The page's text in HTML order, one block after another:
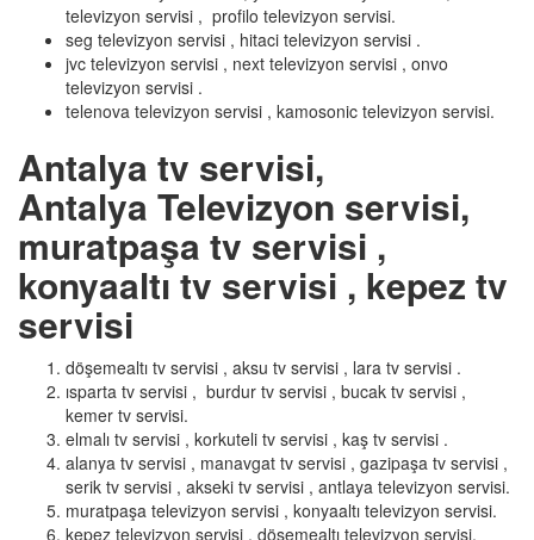
televizyon servisi , profilo televizyon servisi.
seg televizyon servisi , hitaci televizyon servisi .
jvc televizyon servisi , next televizyon servisi , onvo
televizyon servisi .
telenova televizyon servisi , kamosonic televizyon servisi.
Antalya tv servisi,
Antalya Televizyon servisi,
muratpaşa tv servisi ,
konyaaltı tv servisi , kepez tv
servisi
döşemealtı tv servisi , aksu tv servisi , lara tv servisi .
ısparta tv servisi , burdur tv servisi , bucak tv servisi ,
kemer tv servisi.
elmalı tv servisi , korkuteli tv servisi , kaş tv servisi .
alanya tv servisi , manavgat tv servisi , gazipaşa tv servisi ,
serik tv servisi , akseki tv servisi , antlaya televizyon servisi.
muratpaşa televizyon servisi , konyaaltı televizyon servisi.
kepez televizyon servisi , döşemealtı televizyon servisi.